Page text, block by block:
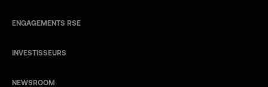
ENGAGEMENTS RSE
INVESTISSEURS
NEWSROOM